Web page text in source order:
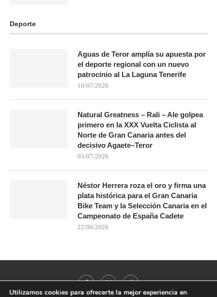
Deporte
Aguas de Teror amplía su apuesta por
el deporte regional con un nuevo
patrocinio al La Laguna Tenerife
10/07/2026
Natural Greatness – Rali – Ale golpea
primero en la XXX Vuelta Ciclista al
Norte de Gran Canaria antes del
decisivo Agaete–Teror
03/07/2026
Néstor Herrera roza el oro y firma una
plata histórica para el Gran Canaria
Bike Team y la Selección Canaria en el
Campeonato de España Cadete
22/06/2026
Utilizamos cookies para ofrecerte la mejor experiencia en